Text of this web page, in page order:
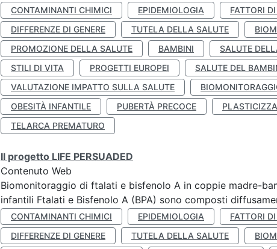
CONTAMINANTI CHIMICI EPIDEMIOLOGIA FATTORI
DIFFERENZE DI GENERE
TUTELA DELLA SALUTE
PROMOZIONE DELLA SALUTE
BAMBINI SALUTE
STILI DI VITA
PROGETTI EUROPEI SALUTE DEL
VALUTAZIONE IMPATTO SULLA SALUTE
OBESITÀ INFANTILE
PUBERTÀ PRECOCE
TELARCA PREMATURO
Il progetto LIFE PERSUADED
Contenuto Web
Biomonitoraggio di ftalati e bisfenolo A in coppie madre-
infantili Ftalati e Bisfenolo A (BPA) sono composti
CONTAMINANTI CHIMICI EPIDEMIOLOGIA FATTORI
DIFFERENZE DI GENERE
TUTELA DELLA SALUTE